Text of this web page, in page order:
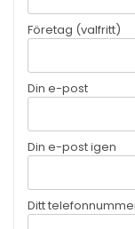
Företag (valfritt)
Din e-post
Din e-post igen
Ditt